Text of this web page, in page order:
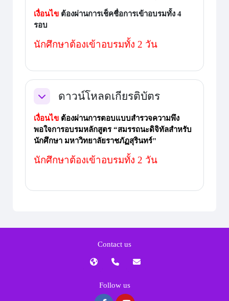
เงื่อนไข ต้องผ่านการเช็คชื่อการเข้าอบรมทั้ง 4
รอบ
นักศึกษาต้องเข้าอบรมทั้ง 2 วัน
ย่อ ดาวน์โหลดเกียรติบัตร
เงื่อนไข ต้องผ่านการตอบแบบสำรวจความพึง
พอใจการอบรมหลักสูตร “สมรรถนะดิจิทัลสำหรับ
นักศึกษา มหาวิทยาลัยราชภัฏสุรินทร์"
นักศึกษาต้องเข้าอบรมทั้ง 2 วัน
Contact us
Follow us